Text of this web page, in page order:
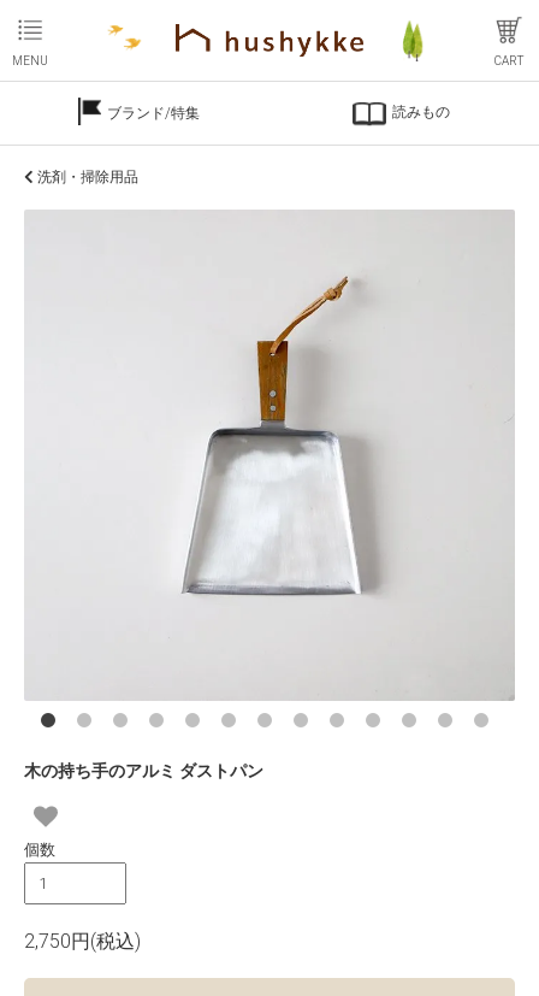
MENU CART
ブランド/特集 読みもの
洗剤・掃除用品
木の持ち手のアルミ ダストパン
個数
2,750円(税込)